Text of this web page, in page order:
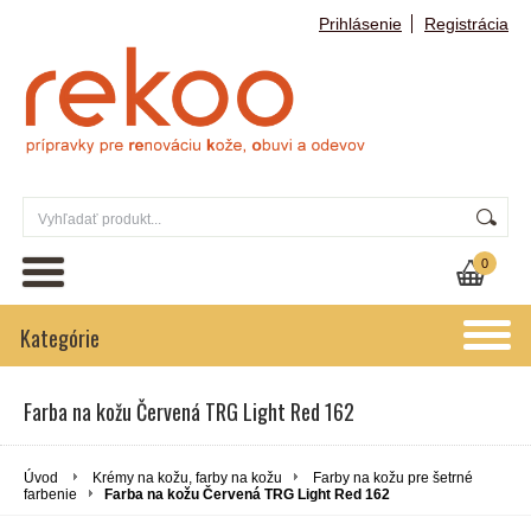
Prihlásenie Registrácia
0
Kategórie
Farba na kožu Červená TRG Light Red 162
Úvod Krémy na kožu, farby na kožu
Farby na kožu pre šetrné
farbenie
Farba na kožu Červená TRG Light Red 162